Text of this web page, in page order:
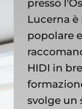
presso
Lucerna
popolare
HIDI in
svolge un